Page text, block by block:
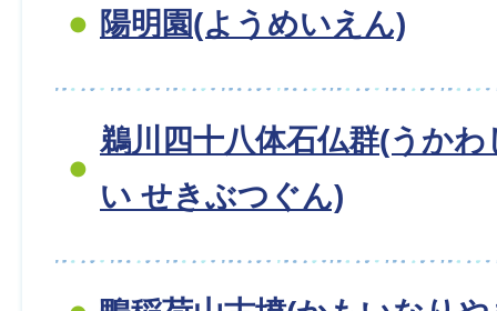
陽明園(ようめいえん)
鵜川四十八体石仏群(うか
い せきぶつぐん)